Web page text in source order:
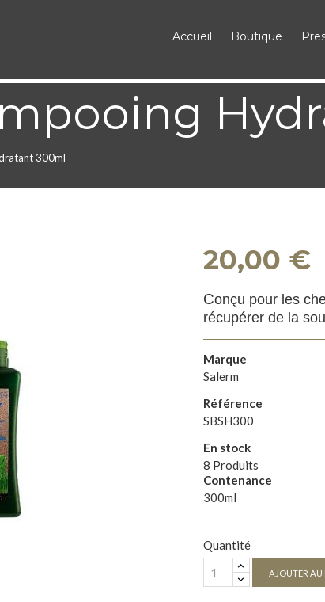
Accueil Boutique
300ml
20,00 €
Conçu pour les
récupérer de la
Marque
Salerm
Référence
SBSH300
En stock
8 Produits
Contenance
300ml
Quantité
AJOUTER AU